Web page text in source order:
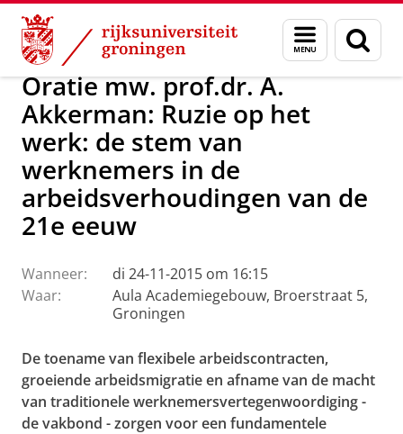
Skip
Content
Skip
Navigation
Menu
en
zoeken
Over ons Actueel Evenementen Oraties
Oratie mw. prof.dr. A.
Akkerman: Ruzie op het
werk: de stem van
werknemers in de
arbeidsverhoudingen van de
21e eeuw
Wanneer:
di 24-11-2015 om 16:15
Waar:
Aula Academiegebouw, Broerstraat 5,
Groningen
De toename van flexibele arbeidscontracten,
groeiende arbeidsmigratie en afname van de macht
van traditionele werknemersvertegenwoordiging -
de vakbond - zorgen voor een fundamentele